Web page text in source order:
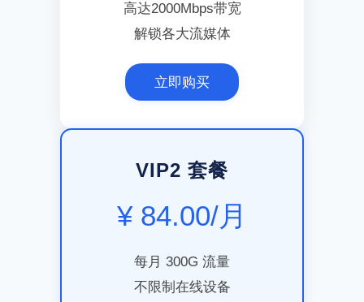
高达2000Mbps带宽
解锁各大流媒体
立即购买
VIP2 套餐
¥ 84.00/月
每月 300G 流量
不限制在线设备